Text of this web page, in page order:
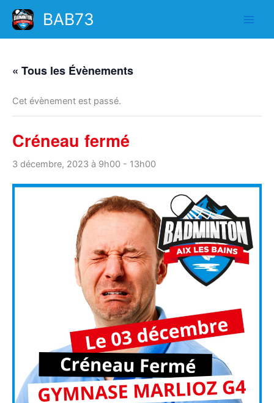
Aller
contenu
BAB73
« Tous les Évènements
Cet évènement est passé.
Créneau fermé
3 décembre, 2023 à 9h00 - 13h00